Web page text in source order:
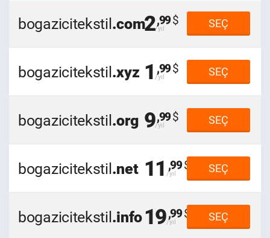
bogazicitekstil.com2,99 SEÇ
bogazicitekstil.xyz 1,99 SEÇ
bogazicitekstil.org 9,99 SEÇ
bogazicitekstil.net 11 ,99 SEÇ
bogazicitekstil.info19,99 SEÇ